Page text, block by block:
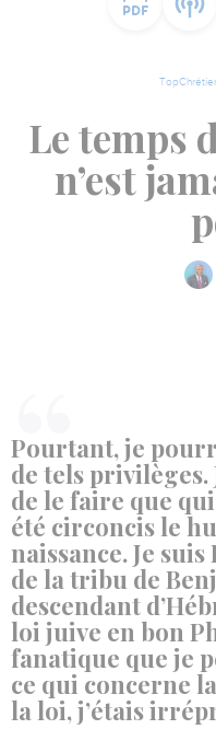
Le temps
n’est
Pourtant, je
de tels privilèges.
de le faire que qui
été circoncis le
naissance. Je
de la tribu de
descendant
loi juive en bon
fanatique que je
ce qui concerne
la loi, j’étais